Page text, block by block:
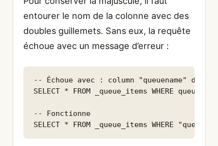
entourer le nom de la colonne avec des
doubles guillemets. Sans eux, la requête
échoue avec un message d’erreur :
-- Échoue avec : column "queuename" does
SELECT * FROM _queue_items WHERE
-- Fonctionne
SELECT * FROM _queue_items WHERE